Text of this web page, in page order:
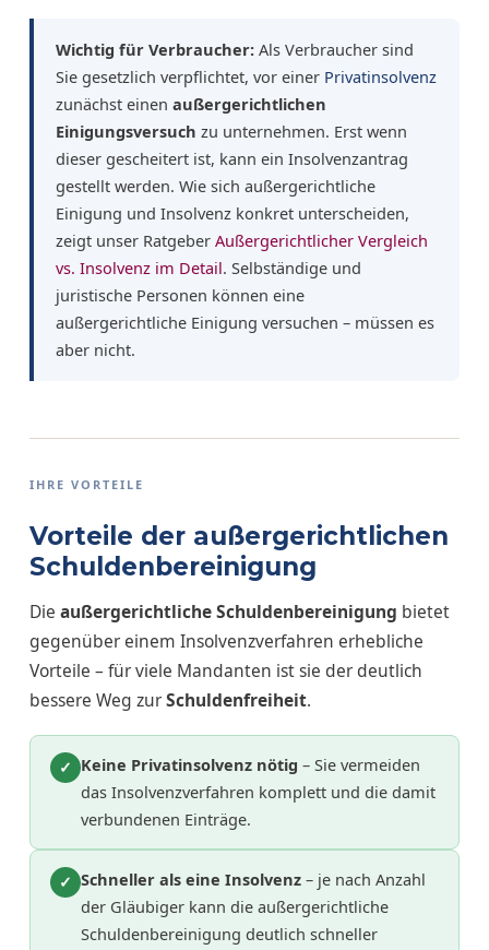
Wichtig für Verbraucher: Als Verbraucher sind
Sie gesetzlich verpflichtet, vor einer Privatinsolvenz
zunächst einen außergerichtlichen
Einigungsversuch zu unternehmen. Erst wenn
dieser gescheitert ist, kann ein Insolvenzantrag
gestellt werden. Wie sich außergerichtliche
Einigung und Insolvenz konkret unterscheiden,
zeigt unser Ratgeber Außergerichtlicher Vergleich
vs. Insolvenz im Detail. Selbständige und
juristische Personen können eine
außergerichtliche Einigung versuchen – müssen es
aber nicht.
IHRE VORTEILE
Vorteile der außergerichtlichen
Schuldenbereinigung
Die außergerichtliche Schuldenbereinigung bietet
gegenüber einem Insolvenzverfahren erhebliche
Vorteile – für viele Mandanten ist sie der deutlich
bessere Weg zurSchuldenfreiheit.
✓ Keine Privatinsolvenz nötig – Sie vermeiden
das Insolvenzverfahren komplett und die damit
verbundenen Einträge.
✓ Schneller als eine Insolvenz – je nach Anzahl
der Gläubiger kann die außergerichtliche
Schuldenbereinigung deutlich schneller